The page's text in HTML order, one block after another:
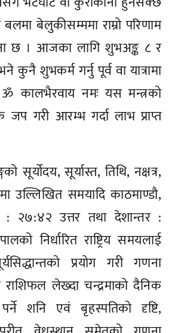
बेलुकीसम्ममा राम्रो परिणाम
छ । आजका लागि शुभअङ्क ८ र
कुनै शुभकर्म गर्नु पूर्व वा यात्रामा
नमः यस मन्त्रको
गरी आरम्भ गर्दा लाभ प्राप्त
सूर्योदय, सूर्यास्त, तिथि, नक्षत्र,
उल्लिखित समयादि काठमाण्डौ,
: २७:४२ उत्तर तथा देशान्तर :
निर्धारित राष्ट्रिय समयलाई
प्रयोग गरी गणना
राशिफल लेख्दा चन्द्रमाको दैनिक
पर्ने शनि एवं बृहस्पतिको दृष्टि,